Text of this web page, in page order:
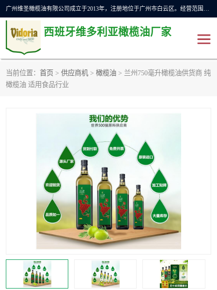
广州维圣橄榄油有限公司成立于2013年，注册地位于广州市白云区。经营范围包括饲料原料销售;畜牧渔业饲料销售;化妆品批发;贸易经纪;食品进出口等，主要产品有：橄榄果渣油，橄榄油，纯橄榄油等。
西班牙维多利亚橄榄油厂家
当前位置： 首页 > 供应商机 > 橄榄油 > 兰州750毫升橄榄油供货商 纯
橄榄油 适用食品行业
橄榄油